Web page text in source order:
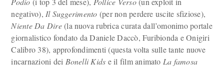
negativo), Il Suggerimento (per non perdere uscite sfiziose),
Niente Da Dire(la nuova rubrica curata dall’omonimo portale
giornalistico fondato da Daniele Daccò, Furibionda e Onigiri
Calibro 38), approfondimenti (questa volta sulle tante nuove
incarnazioni dei Bonelli Kids e il film animato La famosa